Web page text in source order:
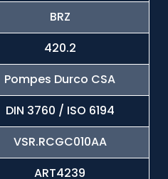
BRZ
420.2
Pompes Durco CSA
DIN 3760 / ISO 6194
VSR.RCGC010AA
ART4239